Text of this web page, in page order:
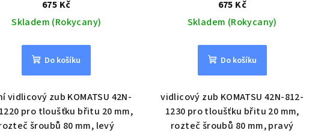
675 Kč
Skladem (Rokycany)
Do košíku
vidlicový zub KOMATSU 42N-
pro tloušťku břitu 20 mm,
šroubů 80 mm, levý
675 Kč
Skladem (Rokycany)
Do košíku
vidlicový zub KOMATSU 42N-812-
1230 pro tloušťku břitu 20 mm,
rozteč šroubů 80 mm, pravý